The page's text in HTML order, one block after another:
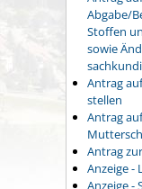
Abgabe/
Stoffen
sowie
Antrag
stellen
Antrag
Antrag
Anzeige -
Anzeige -